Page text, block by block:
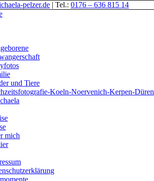
pelzer.de | Tel.: 0176 – 636 815 14
und Tiere
Koeln-Noervenich-Kerpen-Düren
mich